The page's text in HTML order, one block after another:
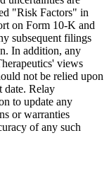
"Risk Factors" in
on Form 10-K and
subsequent filings
In addition, any
views
not be relied upon
date. Relay
to update any
or warranties
of any such